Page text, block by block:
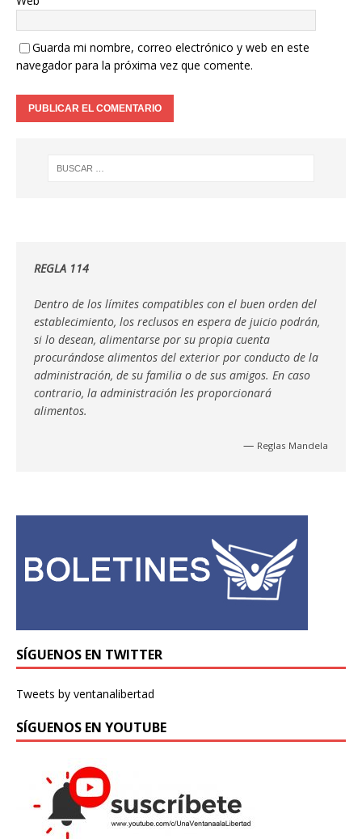
Guarda mi nombre, correo electrónico y web en este
navegador para la próxima vez que comente.
REGLA 114
Dentro de los límites compatibles con el buen orden del
establecimiento, los reclusos en espera de juicio podrán,
si lo desean, alimentarse por su propia cuenta
procurándose alimentos del exterior por conducto de la
administración, de su familia o de sus amigos. En caso
contrario, la administración les proporcionará
alimentos.
— Reglas Mandela
SÍGUENOS EN TWITTER
Tweets by ventanalibertad
SÍGUENOS EN YOUTUBE